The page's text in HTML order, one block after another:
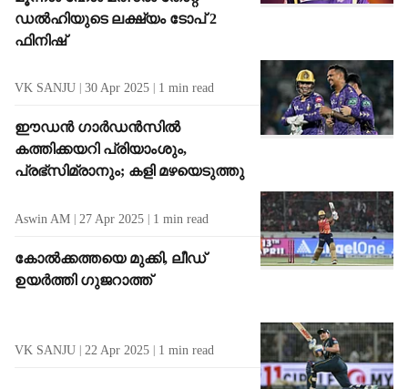
ഡൽഹിയുടെ ലക്ഷ്യം ടോപ് 2
ഫിനിഷ്
VK SANJU 30 Apr 2025 1 min read
ഈഡൻ ഗാർഡൻസിൽ
കത്തിക്കയറി പ്രിയാംശും,
പ്രഭ്‌സിമ്രാനും; കളി മഴയെടുത്തു
Aswin AM 27 Apr 2025 1 min read
കോൽക്കത്തയെ മുക്കി, ലീഡ്
ഉയർത്തി ഗുജറാത്ത്
VK SANJU 22 Apr 2025 1 min read